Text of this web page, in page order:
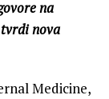
na
nova
Medicine,